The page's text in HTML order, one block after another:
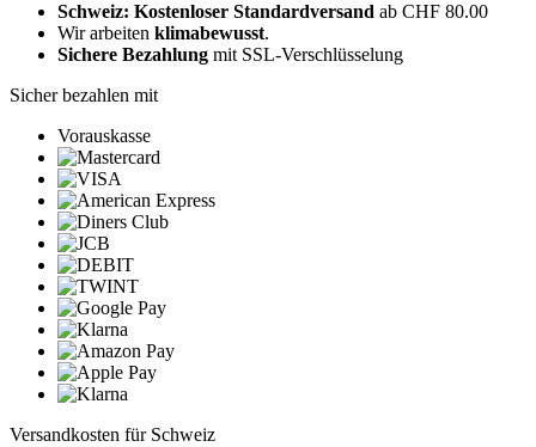
Schweiz: Kostenloser Standardversand ab CHF 80.00
Wir arbeiten klimabewusst.
Sichere Bezahlung mit SSL-Verschlüsselung
Sicher bezahlen mit
Vorauskasse
Versandkosten für Schweiz